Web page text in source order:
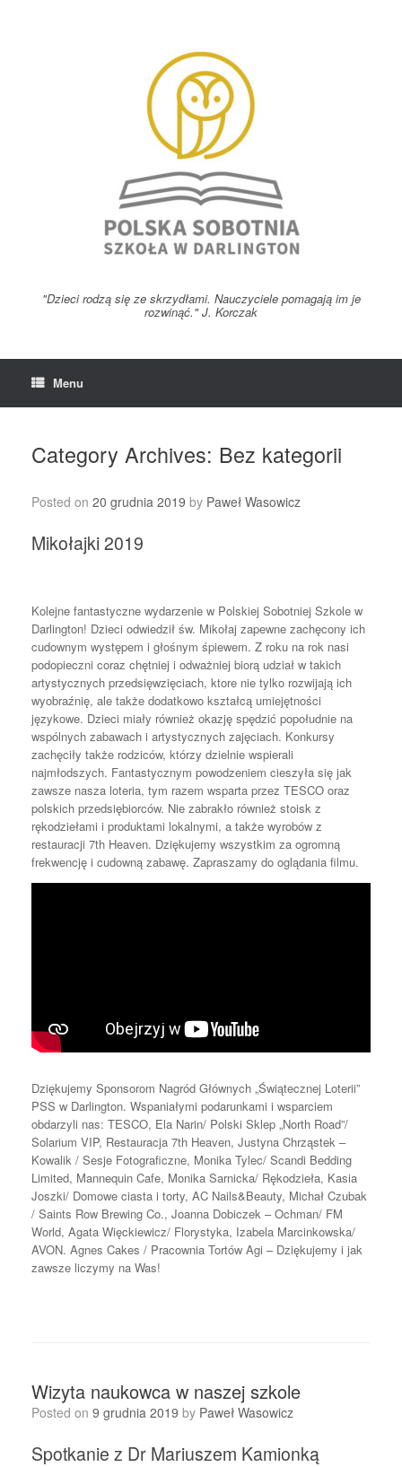
"Dzieci rodzą się ze skrzydłami. Nauczyciele pomagają im je
rozwinąć." J. Korczak
Menu
Category Archives: Bez kategorii
Posted on 20 grudnia 2019 by Paweł Wasowicz
Mikołajki 2019
Kolejne fantastyczne wydarzenie w Polskiej Sobotniej Szkole w
Darlington! Dzieci odwiedził św. Mikołaj zapewne zachęcony ich
cudownym występem i głośnym śpiewem. Z roku na rok nasi
podopieczni coraz chętniej i odważniej biorą udział w takich
artystycznych przedsięwzięciach, ktore nie tylko rozwijają ich
wyobraźnię, ale także dodatkowo kształcą umiejętności
językowe. Dzieci miały również okazję spędzić popołudnie na
wspólnych zabawach i artystycznych zajęciach. Konkursy
zachęciły także rodziców, którzy dzielnie wspierali
najmłodszych. Fantastycznym powodzeniem cieszyła się jak
zawsze nasza loteria, tym razem wsparta przez TESCO oraz
polskich przedsiębiorców. Nie zabrakło również stoisk z
rękodziełami i produktami lokalnymi, a także wyrobów z
restauracji 7th Heaven. Dziękujemy wszystkim za ogromną
frekwencję i cudowną zabawę. Zapraszamy do oglądania filmu.
Dziękujemy Sponsorom Nagród Głównych „Świątecznej Loterii”
PSS w Darlington. Wspaniałymi podarunkami i wsparciem
obdarzyli nas: TESCO, Ela Narin/ Polski Sklep „North Road”/
Solarium VIP, Restauracja 7th Heaven, Justyna Chrząstek –
Kowalik / Sesje Fotograficzne, Monika Tylec/ Scandi Bedding
Limited, Mannequin Cafe, Monika Sarnicka/ Rękodzieła, Kasia
Joszki/ Domowe ciasta i torty, AC Nails&Beauty, Michał Czubak
/ Saints Row Brewing Co., Joanna Dobiczek – Ochman/ FM
World, Agata Więckiewicz/ Florystyka, Izabela Marcinkowska/
AVON. Agnes Cakes / Pracownia Tortów Agi – Dziękujemy i jak
zawsze liczymy na Was!
Wizyta naukowca w naszej szkole
Posted on 9 grudnia 2019 by Paweł Wasowicz
Spotkanie z Dr Mariuszem Kamionką